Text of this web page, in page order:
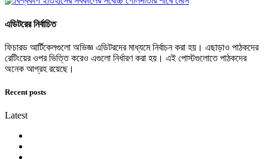
এডিটরের নির্বাচিত
ফিচারড আর্টিকেলগুলো অভিজ্ঞ এডিটরদের মাধ্যমে নির্বাচন করা হয়। এছাড়াও পাঠকদের
রেটিংয়ের ওপর ভিত্তি করেও এগুলো নির্ধারণ করা হয়। এই পোস্টগুলোতে পাঠকদের
অনেক আগ্রহ রয়েছে।
Recent posts
Latest